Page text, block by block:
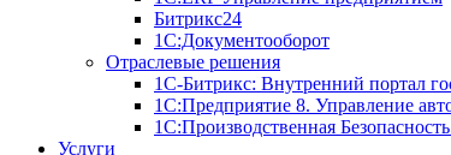
Битрикс24
1С:Документооборот
Отраслевые решения
1С-Битрикс: Внутренний портал
1С:Предприятие 8. Управление
1С:Производственная
Услуги